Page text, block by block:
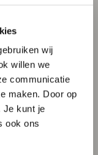
wij
willen we
communicatie
maken. Door op
Je kunt je
ook ons
123,47 per stuk
doeken
te